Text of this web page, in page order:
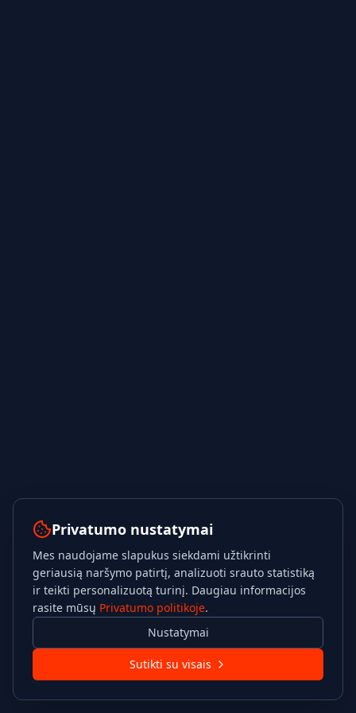
Privatumo nustatymai
Mes naudojame slapukus siekdami užtikrinti
geriausią naršymo patirtį, analizuoti srauto statistiką
ir teikti personalizuotą turinį. Daugiau informacijos
rasite mūsų Privatumo politikoje.
Nustatymai
Sutikti su visais